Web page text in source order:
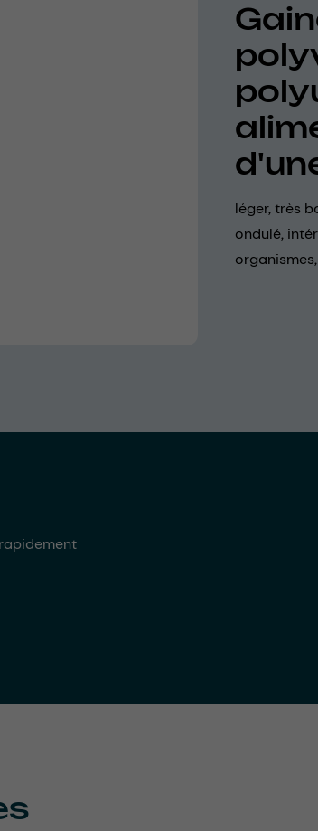
léger, très
ondulé,